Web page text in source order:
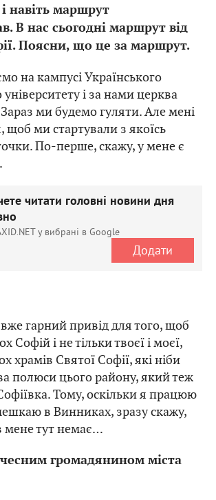
навіть маршрут
В нас сьогодні маршрут від
Поясни, що це за маршрут.
на кампусі Українського
і за нами церква
ми будемо гуляти. Але мені
щоб ми стартували з якоїсь
По-перше, скажу, у мене є
читати головні новини дня
у вибрані в Google
Додати
вже гарний привід для того, щоб
Софій і не тільки твоєї і моєї,
храмів Святої Софії, які ніби
полюси цього району, який теж
Тому, оскільки я працюю
в Винниках, зразу скажу,
мене тут немає…
громадянином міста